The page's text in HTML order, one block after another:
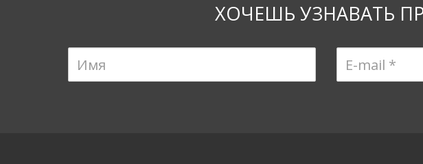
ХОЧЕШЬ УЗНАВАТЬ